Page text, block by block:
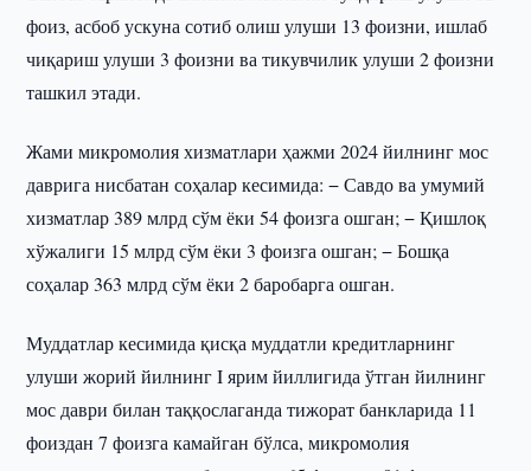
фоиз, асбоб ускуна сотиб олиш улуши 13 фоизни, ишлаб
чиқариш улуши 3 фоизни ва тикувчилик улуши 2 фоизни
ташкил этади.
Жами микромолия хизматлари ҳажми 2024 йилнинг мос
даврига нисбатан соҳалар кесимида: − Савдо ва умумий
хизматлар 389 млрд сўм ёки 54 фоизга ошган; − Қишлоқ
хўжалиги 15 млрд сўм ёки 3 фоизга ошган; − Бошқа
соҳалар 363 млрд сўм ёки 2 баробарга ошган.
Муддатлар кесимида қисқа муддатли кредитларнинг
улуши жорий йилнинг I ярим йиллигида ўтган йилнинг
мос даври билан таққослаганда тижорат банкларида 11
фоиздан 7 фоизга камайган бўлса, микромолия